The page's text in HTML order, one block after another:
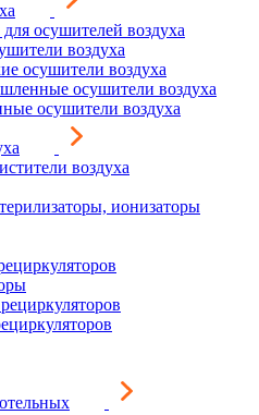
осушителей воздуха
воздуха
осушители воздуха
осушители воздуха
осушители воздуха
воздуха
ионизаторы